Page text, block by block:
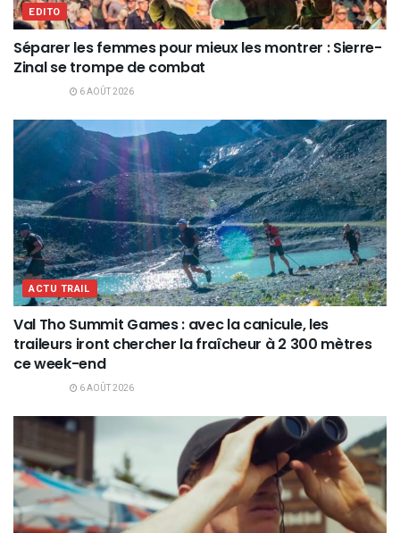
EDITO
Séparer les femmes pour mieux les montrer : Sierre-
Zinal se trompe de combat
6 AOÛT 2026
ACTU TRAIL
Val Tho Summit Games : avec la canicule, les
traileurs iront chercher la fraîcheur à 2 300 mètres
ce week-end
6 AOÛT 2026